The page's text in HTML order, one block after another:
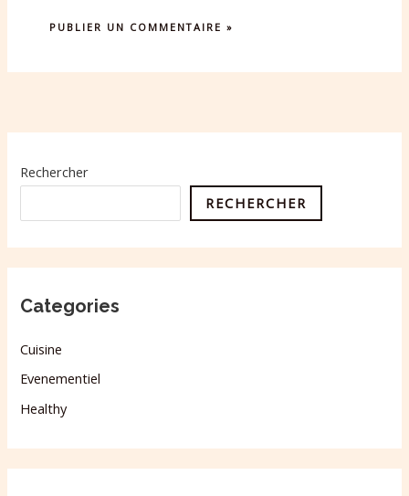
Rechercher
RECHERCHER
Categories
Cuisine
Evenementiel
Healthy